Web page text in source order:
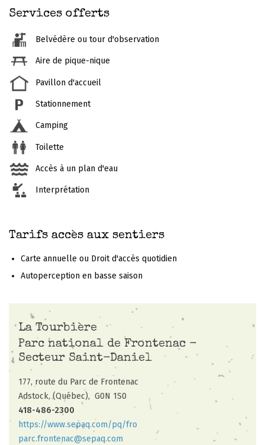
Services offerts
Belvédère ou tour d'observation
Aire de pique-nique
Pavillon d'accueil
Stationnement
Camping
Toilette
Accès à un plan d'eau
Interprétation
Tarifs accès aux sentiers
Carte annuelle ou Droit d'accès quotidien
Autoperception en basse saison
La Tourbière
Parc national de Frontenac -
Secteur Saint-Daniel
177, route du Parc de Frontenac
Adstock, (Québec), G0N 1S0
418-486-2300
https://www.sepaq.com/pq/fro
parc.frontenac@sepaq.com